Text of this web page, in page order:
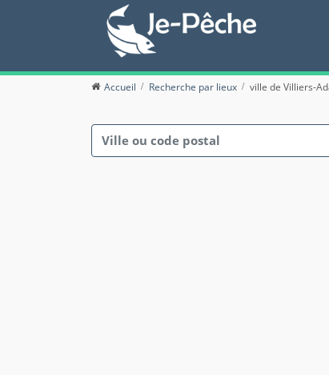
Accueil Recherche par lieux ville de Villiers-